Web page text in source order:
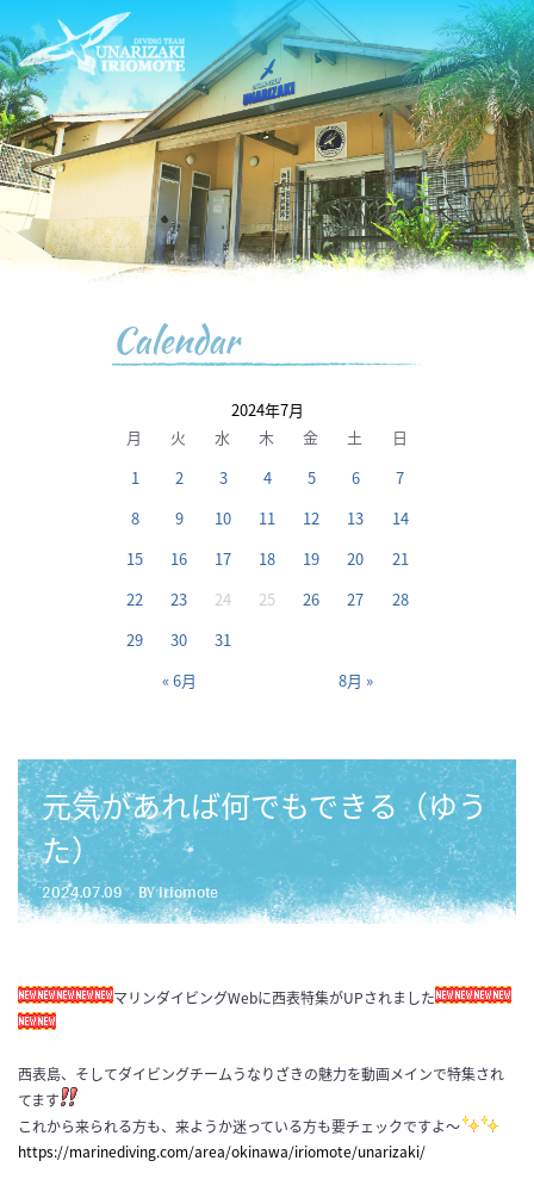
Calendar
2024年7月
月
火 水 木 金 土 日
« 6月 8月 »
1 2 3 4 5 6
7
8
9 10 11 12 13
14
15
16 17 18 19 20
21
22
23 24 25 26 27
28
29
30 31
元気があれば何でもできる（ゆう
た）
2024.07.09 BY iriomote
マリンダイビングWebに西表特集がUPされました
西表島、そしてダイビングチームうなりざきの魅力を動画メインで特集され
てます
これから来られる方も、来ようか迷っている方も要チェックですよ〜
https://marinediving.com/area/okinawa/iriomote/unarizaki/